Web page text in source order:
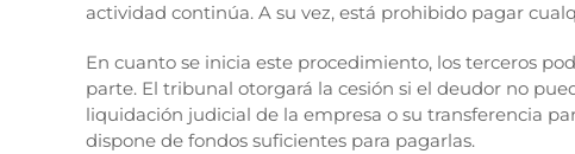
actividad continúa. A su vez, está prohibido pagar
En cuanto se inicia este procedimiento, los terceros
parte. El tribunal otorgará la cesión si el deudor no
liquidación judicial de la empresa o su transferencia
dispone de fondos suficientes para pagarlas.